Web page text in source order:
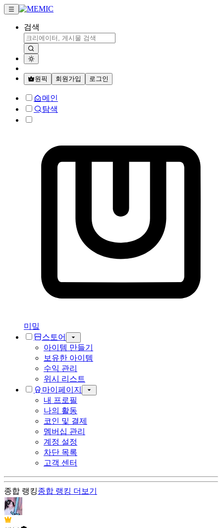
검색
원픽 회원가입 로그인
메인
탐색
미밐
스토어
아이템 만들기
보유한 아이템
수익 관리
위시 리스트
마이페이지
내 프로필
나의 활동
코인 및 결제
멤버십 관리
계정 설정
차단 목록
고객 센터
종합 랭킹종합 랭킹 더보기